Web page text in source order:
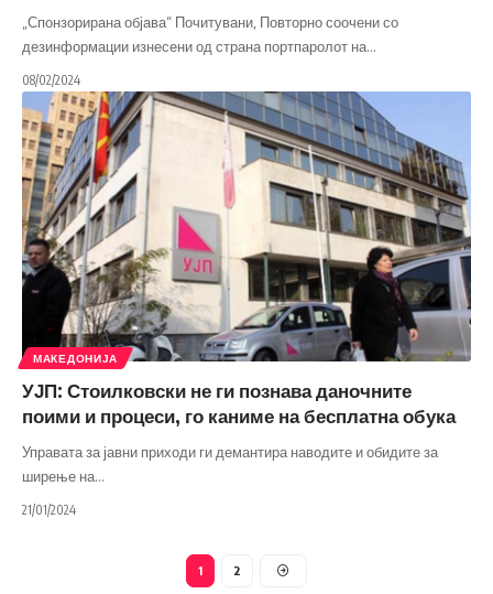
„Спонзорирана објава“ Почитувани, Повторно соочени со
дезинформации изнесени од страна портпаролот на…
08/02/2024
МАКЕДОНИЈА
УЈП: Стоилковски не ги познава даночните
поими и процеси, го каниме на бесплатна обука
Управата за јавни приходи ги демантира наводите и обидите за
ширење на…
21/01/2024
1 2